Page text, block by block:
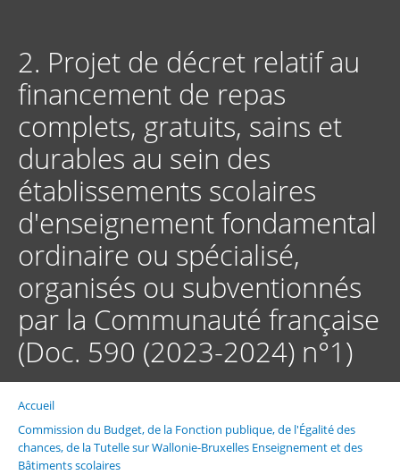
principal
2. Projet de décret relatif au
financement de repas
complets, gratuits, sains et
durables au sein des
établissements scolaires
d'enseignement fondamental
ordinaire ou spécialisé,
organisés ou subventionnés
par la Communauté française
(Doc. 590 (2023-2024) n°1)
Fil
d'Ariane
Accueil
Commission du Budget, de la Fonction publique, de l'Égalité des
chances, de la Tutelle sur Wallonie-Bruxelles Enseignement et des
Bâtiments scolaires